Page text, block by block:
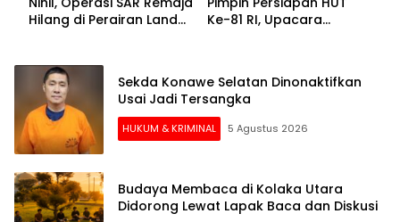
Hilang di Perairan Lande
Ke-81 RI, Upacara
Sekda Konawe Selatan Dinonaktifkan
Usai Jadi Tersangka
HUKUM & KRIMINAL 5 Agustus 2026
Budaya Membaca di Kolaka Utara
Didorong Lewat Lapak Baca dan Diskusi